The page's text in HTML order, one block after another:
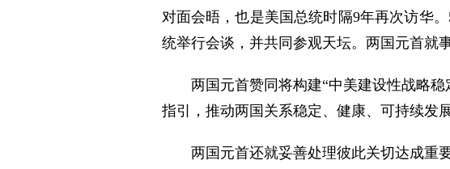
对面会晤，也是美国总统时隔9年再次访华
统举行会谈，并共同参观天坛。两国元首就
两国元首赞同将构建“中美建设性战略
指引，推动两国关系稳定、健康、可持续发
两国元首还就妥善处理彼此关切达成重